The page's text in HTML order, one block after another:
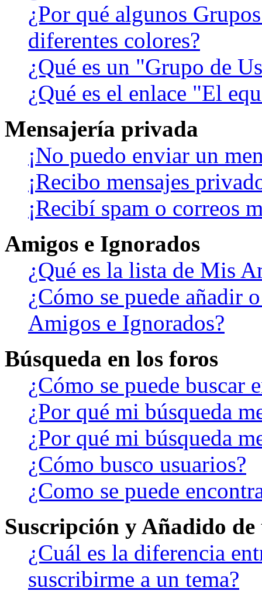
¿Por qué algunos
diferentes colores?
¿Qué es un "Grupo de
¿Qué es el enlace "El
Mensajería privada
¡No puedo enviar un
¡Recibo mensajes
¡Recibí spam o correos
Amigos e Ignorados
¿Qué es la lista de Mis
¿Cómo se puede añadir
Amigos e Ignorados?
Búsqueda en los foros
¿Cómo se puede buscar
¿Por qué mi búsqueda
¿Por qué mi búsqueda
¿Cómo busco usuarios?
¿Como se puede
Suscripción y Añadido
¿Cuál es la diferencia
suscribirme a un tema?